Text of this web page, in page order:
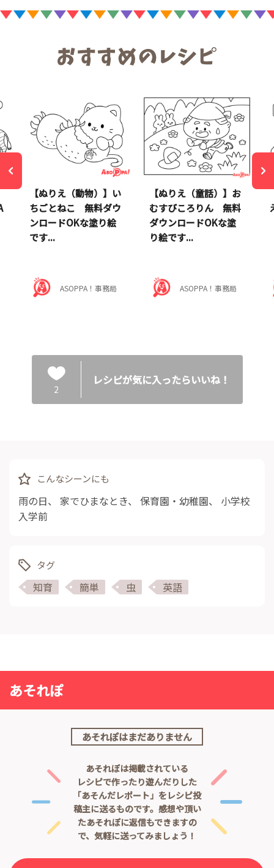
【ぬりえ（動物）】い
ちごとねこ 無料ダウ
ンロードOKな塗り絵
です...
ASOPPA！事務局
【ぬりえ（童話）】お
むすびころりん 無料
ダウンロードOKな塗
り絵です...
ASOPPA！事務局
2
レシピが気に入ったらいいね！
こんなシーンにも
雨の日、 家でひまなとき、 保育園・幼稚園、
小学校
入学前
タグ
知育 簡単 虫 英語
あそれぽ
あそれぽはまだありません
あそれぽは掲載されている
レシピで作ったり遊んだりした
「あそんだレポート」をレシピ投
稿主に送るものです。 感想や頂い
たあそれぽに返信もできますの
で、気軽に送ってみましょう！